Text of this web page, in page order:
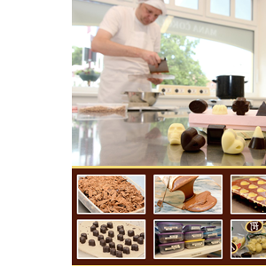
Kostel svatého Bartoloměje v Teplicích
Kostel svatého Jana Křtitele na Zámeckém
náměstí v Teplicích
Chrám Povýšení svatého Kříže na
Zámeckém náměstí v Teplicích
Výklenková kaple u vodojemu v severní
části Kozel
Kaple u kostela svatého Jakuba Většího
(Staršího) u Lahovic
Kostel svatého Jakuba Většího (Staršího) u